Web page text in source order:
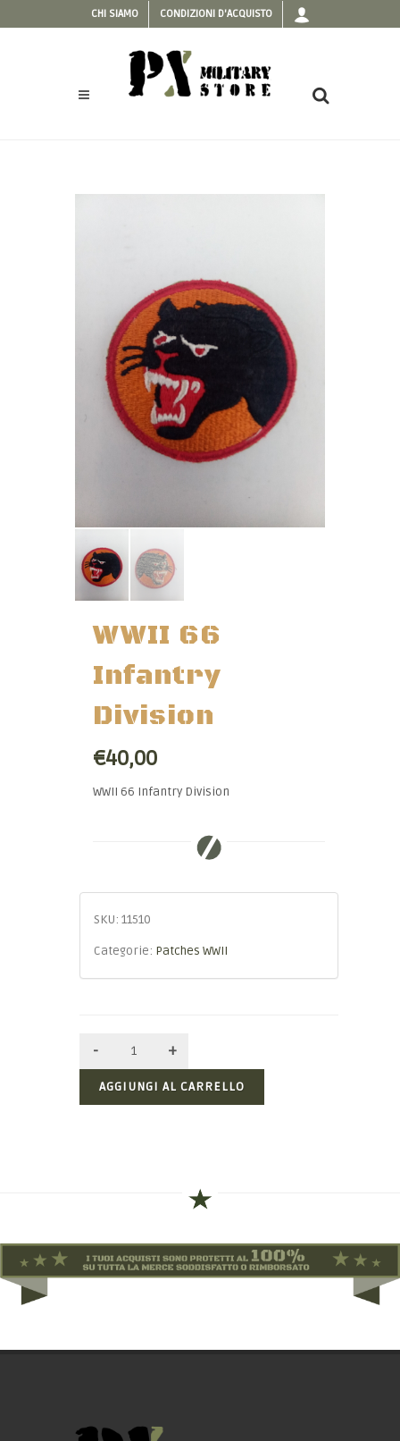
CHI SIAMO CONDIZIONI D'ACQUISTO
WWII 66
Infantry
Division
€40,00
WWII 66 Infantry Division
SKU: 11510
Categorie: Patches WWII
AGGIUNGI AL CARRELLO